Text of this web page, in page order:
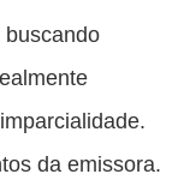
buscando
da emissora.